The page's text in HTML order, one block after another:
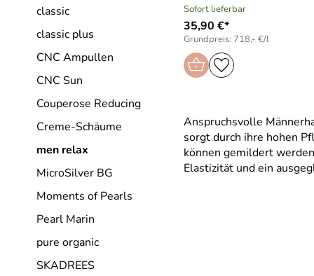
classic
classic plus
CNC Ampullen
CNC Sun
Couperose Reducing
Creme-Schäume
men relax
MicroSilver BG
Moments of Pearls
Pearl Marin
pure organic
SKADREES
Sofort lieferbar
35,90 €*
Grundpreis: 718,- €/l
Anspruchsvolle
sorgt durch ihre hohen
können gemildert
Elastizität und ein